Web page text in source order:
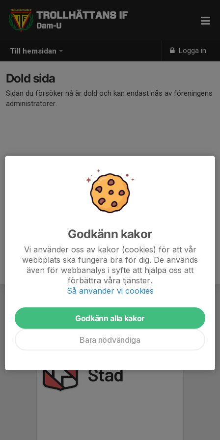
Till hemsidan Logga in
TROLLHÄTTANS IF
Dam-U
Dold sida
Sidan du försöker nå är dold och kan endast nås av föreningens
administratörer.
Godkänn kakor
Vi använder oss av kakor (cookies) för att vår
webbplats ska fungera bra för dig. De används
även för webbanalys i syfte att hjälpa oss att
förbättra våra tjänster.
Så använder vi cookies
Godkänn alla kakor
Bara nödvändiga